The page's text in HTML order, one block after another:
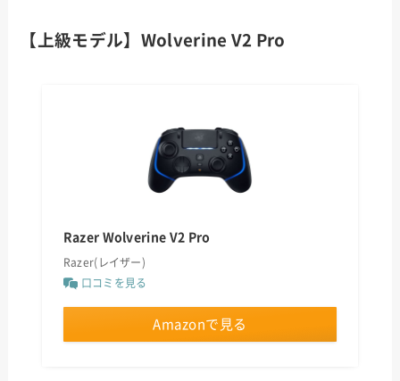
【上級モデル】Wolverine V2 Pro
Razer Wolverine V2 Pro
Razer(レイザー)
口コミを見る
Amazonで見る